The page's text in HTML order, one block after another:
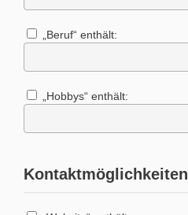
„Beruf“ enthält:
„Hobbys“ enthält:
Kontaktmöglichkeiten